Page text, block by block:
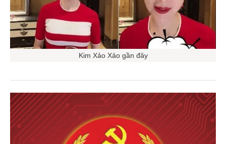
Kim Xảo Xảo gần đây